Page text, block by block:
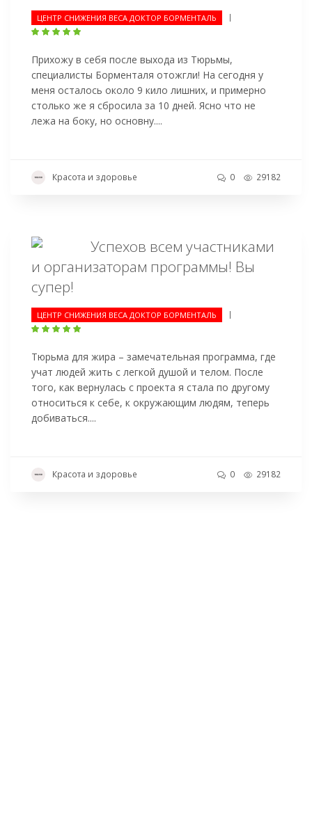
ЦЕНТР СНИЖЕНИЯ ВЕСА ДОКТОР БОРМЕНТАЛЬ |
Прихожу в себя после выхода из Тюрьмы,
специалисты Борменталя отожгли! На сегодня у
меня осталось около 9 кило лишних, и примерно
столько же я сбросила за 10 дней. Ясно что не
лежа на боку, но основну....
Красота и здоровье 0 29182
Успехов всем участниками
и организаторам программы! Вы
супер!
ЦЕНТР СНИЖЕНИЯ ВЕСА ДОКТОР БОРМЕНТАЛЬ |
Тюрьма для жира – замечательная программа, где
учат людей жить с легкой душой и телом. После
того, как вернулась с проекта я стала по другому
относиться к себе, к окружающим людям, теперь
добиваться....
Красота и здоровье 0 29182